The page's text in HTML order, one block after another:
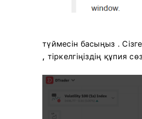
түймесін басыңыз .
, тіркелгіңіздің құпия